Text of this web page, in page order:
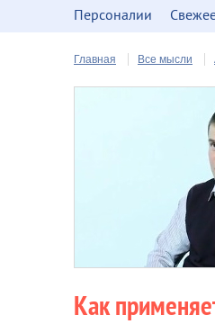
Персоналии
Главная Все мысли
Как